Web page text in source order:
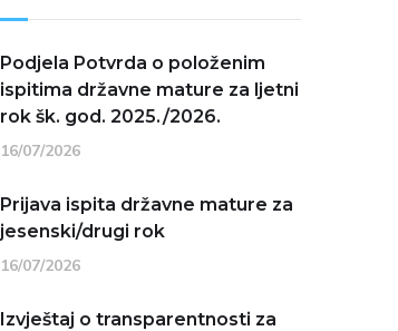
Podjela Potvrda o položenim
ispitima državne mature za ljetni
rok šk. god. 2025./2026.
16/07/2026
Prijava ispita državne mature za
jesenski/drugi rok
16/07/2026
Izvještaj o transparentnosti za